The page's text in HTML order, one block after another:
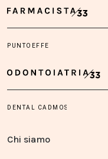
Chi siamo